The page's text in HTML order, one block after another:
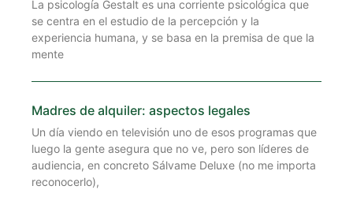
La psicología Gestalt es una corriente psicológica que
se centra en el estudio de la percepción y la
experiencia humana, y se basa en la premisa de que la
mente
Madres de alquiler: aspectos legales
Un día viendo en televisión uno de esos programas que
luego la gente asegura que no ve, pero son líderes de
audiencia, en concreto Sálvame Deluxe (no me importa
reconocerlo),